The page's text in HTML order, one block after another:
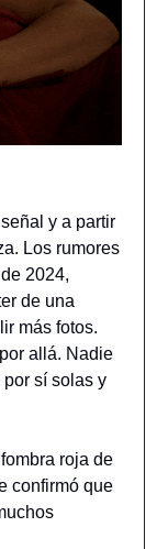
y a partir
Los rumores
2024,
de una
más fotos.
allá. Nadie
sí solas y
roja de
confirmó que